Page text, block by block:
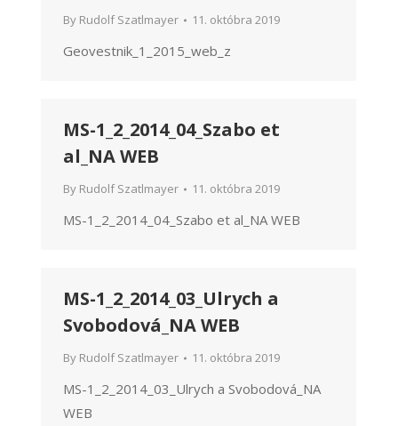
By Rudolf Szatlmayer 11. októbra 2019
Geovestnik_1_2015_web_z
MS-1_2_2014_04_Szabo et
al_NA WEB
By Rudolf Szatlmayer 11. októbra 2019
MS-1_2_2014_04_Szabo et al_NA WEB
MS-1_2_2014_03_Ulrych a
Svobodová_NA WEB
By Rudolf Szatlmayer 11. októbra 2019
MS-1_2_2014_03_Ulrych a Svobodová_NA
WEB